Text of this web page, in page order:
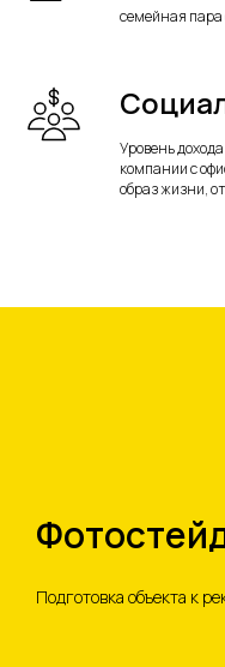
семейная
Уровень
компании с
образ жизни,
Подготовка объекта к